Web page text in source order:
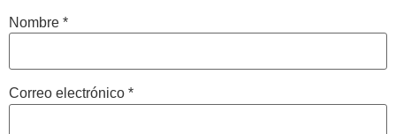
Nombre *
Correo electrónico *